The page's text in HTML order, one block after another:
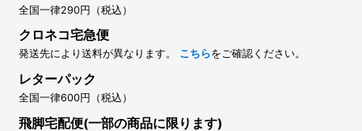
全国一律290円（税込）
クロネコ宅急便
発送先により送料が異なります。 こちらをご確認ください。
レターパック
全国一律600円（税込）
飛脚宅配便(一部の商品に限ります)